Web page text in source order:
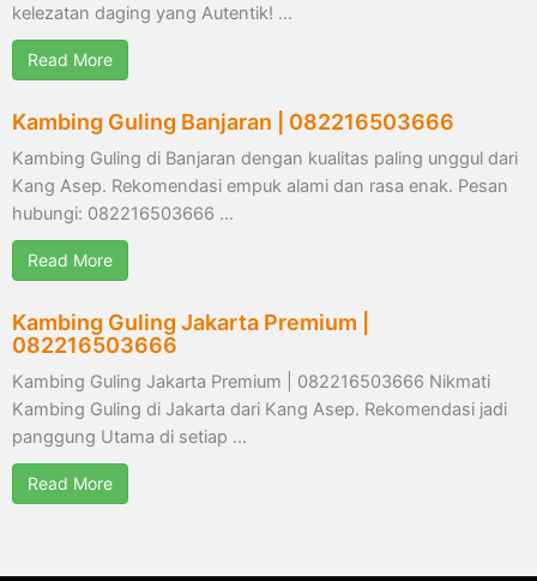
kelezatan daging yang Autentik! …
Read More
Kambing Guling Banjaran | 082216503666
Kambing Guling di Banjaran dengan kualitas paling unggul dari
Kang Asep. Rekomendasi empuk alami dan rasa enak. Pesan
hubungi: 082216503666 …
Read More
Kambing Guling Jakarta Premium |
082216503666
Kambing Guling Jakarta Premium | 082216503666 Nikmati
Kambing Guling di Jakarta dari Kang Asep. Rekomendasi jadi
panggung Utama di setiap …
Read More